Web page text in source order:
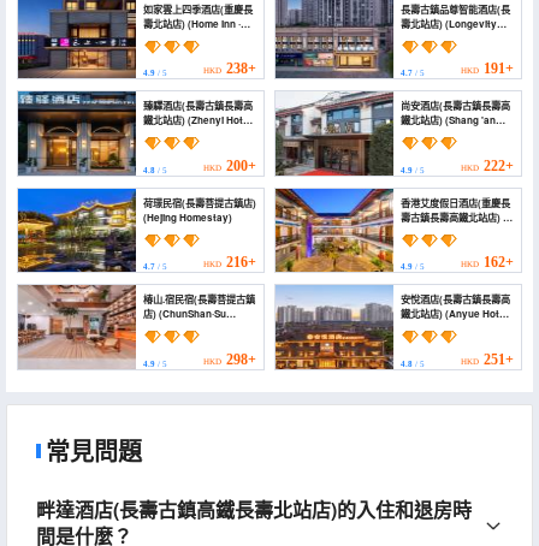
如家雲上四季酒店(重慶長
壽北站店) (Home Inn ·
Season Sky
(Chongqing Changshou
North Station))
4.9 / 5 HKD 238+
長壽古鎮品尊智能酒店(長
壽北站店) (Longevity
Ancient Town Pinzun
Intelligent Hotel
(Changshou North
Station))
4.7/ 5 HKD 191+
臻驛酒店(長壽古鎮長壽高
鐵北站店) (Zhenyi Hotel
(Longevity Town
Changshou North High-
Speed Railway Station))
4.8 / 5 HKD 200+
尚安酒店(長壽古鎮長壽高
鐵北站店) (Shang 'an
Hotel)
4.9/ 5 HKD 222+
荷璟民宿(長壽菩提古鎮店)
(Hejing Homestay)
4.7 / 5 HKD 216+
香港艾度假日酒店(重慶長
壽古鎮長壽高鐵北站店) (I
Do Holiday Inns
(Chongqing Changshou
Old Town))
4.9/ 5 HKD 162+
椿山.宿民宿(長壽菩提古鎮
店) (ChunShan·Su
Homestay)
4.9 / 5 HKD 298+
安悅酒店(長壽古鎮長壽高
鐵北站店) (Anyue Hotel
(Longevity Town
Changshou High-Speed
Rail North Station))
4.8/ 5 HKD 251+
常見問題
畔達酒店(長壽古鎮高鐵長壽北站店)的入住和退房時
間是什麼？